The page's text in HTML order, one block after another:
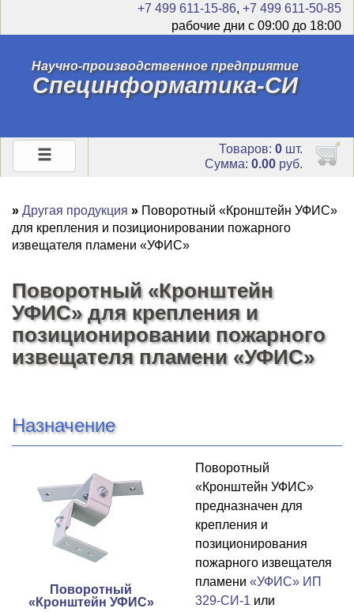
+7 499 611-15-86, +7 499 611-50-85
рабочие дни с 09:00 до 18:00
Научно-производственное предприятие
Специнформатика-СИ
Товаров: 0 шт.
Сумма: 0.00 руб.
» Другая продукция » Поворотный «Кронштейн УФИС»
для крепления и позиционировании пожарного
извещателя пламени «УФИС»
Поворотный «Кронштейн
УФИС» для крепления и
позиционировании пожарного
извещателя пламени «УФИС»
Назначение
Поворотный
«Кронштейн УФИС»
Поворотный
«Кронштейн УФИС»
предназначен для
крепления и
позиционирования
пожарного извещателя
пламени «УФИС» ИП
329-СИ-1 или